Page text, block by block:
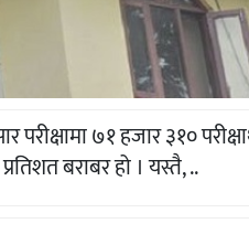
परीक्षामा ७१ हजार ३१०
बराबर हो । यस्तै, ..